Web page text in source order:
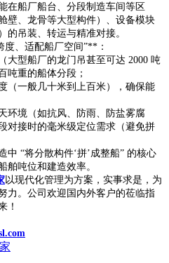
在船厂船台、分段制造车间等区
壁、龙骨等大型构件）、设备模块
的吊装、转运与精准对接。
、适配船厂空间”**：
大型船厂的龙门吊甚至可达 2000 吨
吨重的船体分段；
（一般几十米到上百米），确保能
环境（如抗风、防雨、防盐雾腐
对接时的毫米级定位需求（避免拼
“将分散构件‘拼’成整船” 的核心
舶吨位和建造效率。
以现代化管理为方案，实事求是，为
力。公司欢迎国内外客户的莅临指
！